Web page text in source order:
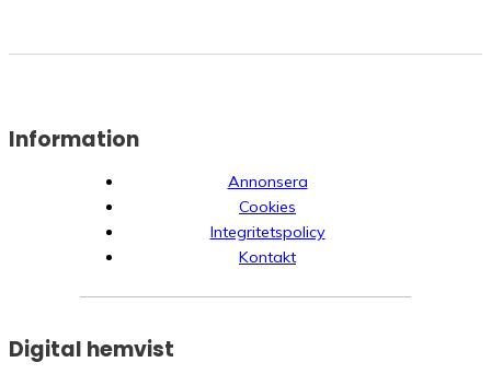
Information
Annonsera
Cookies
Integritetspolicy
Kontakt
Digital hemvist